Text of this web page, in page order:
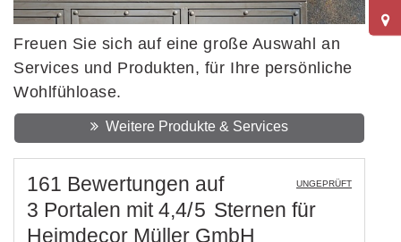
Freuen Sie sich auf eine große Auswahl an
Services und Produkten, für Ihre persönliche
Wohlfühloase.
Weitere Produkte & Services
UNGEPRÜFT
161 Bewertungen auf
3 Portalen mit 4,4/5 Sternen für
Heimdecor Müller GmbH